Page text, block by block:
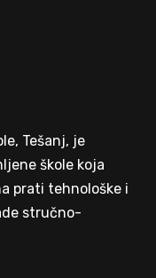
Tešanj, je
škole koja
prati tehnološke i
stručno-